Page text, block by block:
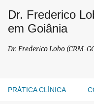
Pular
Dr. Frederico
em Goiânia
Dr. Frederico Lobo (CRM-
PRÁTICA CLÍNICA